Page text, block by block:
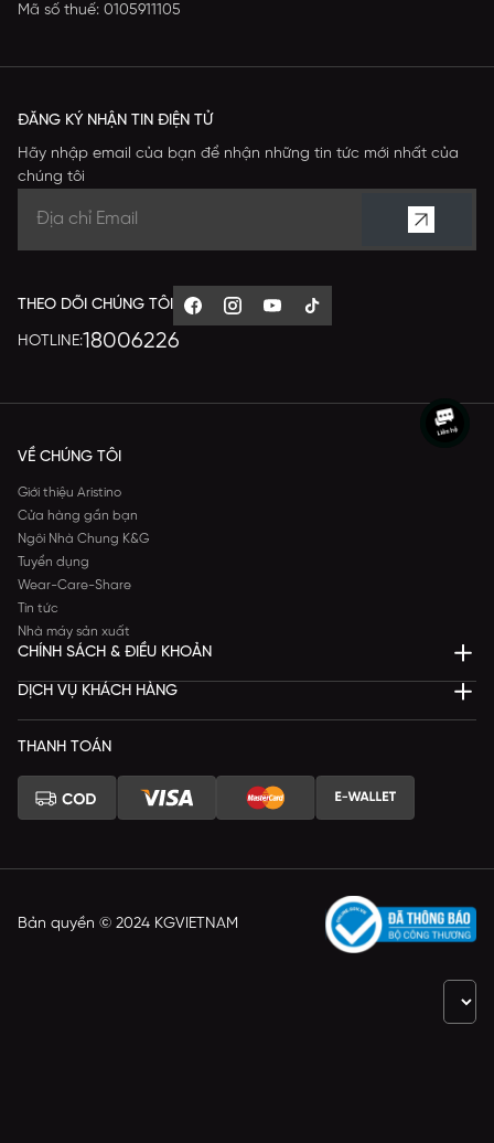
Mã số thuế: 0105911105
ĐĂNG KÝ NHẬN TIN ĐIỆN TỬ
Hãy nhập email của bạn để nhận những tin tức mới nhất của
chúng tôi
THEO DÕI CHÚNG TÔI
HOTLINE:18006226
VỀ CHÚNG TÔI
Giới thiệu Aristino
Cửa hàng gần bạn
Ngôi Nhà Chung K&G
Tuyển dụng
Wear-Care-Share
Tin tức
Nhà máy sản xuất
CHÍNH SÁCH & ĐIỀU KHOẢN
DỊCH VỤ KHÁCH HÀNG
THANH TOÁN
Bản quyền © 2024 KGVIETNAM